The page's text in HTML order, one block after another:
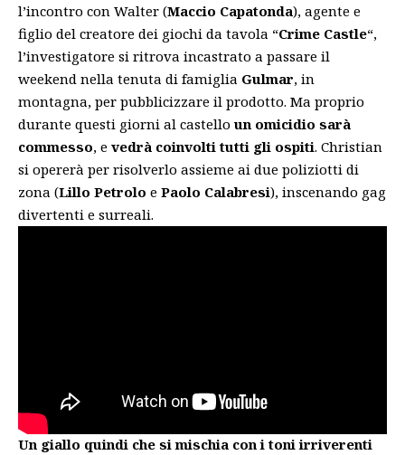
l’incontro con Walter (Maccio Capatonda), agente e
figlio del creatore dei giochi da tavola “Crime Castle“,
l’investigatore si ritrova incastrato a passare il
weekend nella tenuta di famiglia Gulmar, in
montagna, per pubblicizzare il prodotto. Ma proprio
durante questi giorni al castello un omicidio sarà
commesso, e vedrà coinvolti tutti gli ospiti. Christian
si opererà per risolverlo assieme ai due poliziotti di
zona (Lillo Petrolo e Paolo Calabresi), inscenando gag
divertenti e surreali.
Un giallo quindi che si mischia con i toni irriverenti